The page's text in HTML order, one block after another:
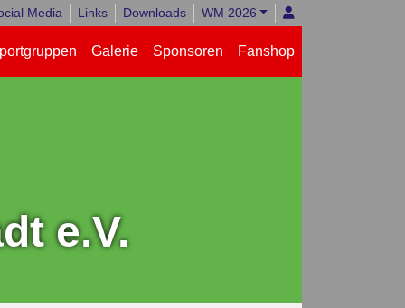
Media Links Downloads WM 2026
Galerie Sponsoren Fanshop
e.V.